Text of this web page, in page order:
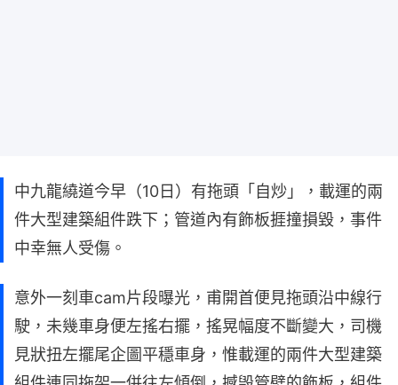
中九龍繞道今早（10日）有拖頭「自炒」，載運的兩
件大型建築組件跌下；管道內有飾板捱撞損毀，事件
中幸無人受傷。
意外一刻車cam片段曝光，甫開首便見拖頭沿中線行
駛，未幾車身便左搖右擺，搖晃幅度不斷變大，司機
見狀扭左擺尾企圖平穩車身，惟載運的兩件大型建築